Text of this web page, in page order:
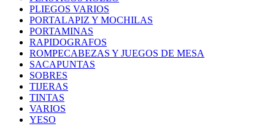
PLIEGOS VARIOS
PORTALAPIZ Y MOCHILAS
PORTAMINAS
RAPIDOGRAFOS
ROMPECABEZAS Y JUEGOS DE MESA
SACAPUNTAS
SOBRES
TIJERAS
TINTAS
VARIOS
YESO